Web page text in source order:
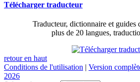
Télécharger traducteur
Traducteur, dictionnaire et guides
plus de 20 langues,
retour en haut
Conditions de l'utilisation | Version
2026